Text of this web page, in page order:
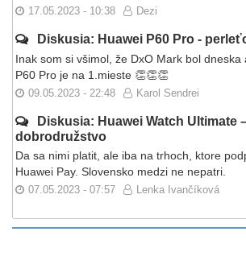
17.05.2023 - 10:38 Dezi
Diskusia: Huawei P60 Pro -
Inak som si všimol, že DxO Mark bol dneska
P60 Pro je na 1.mieste 👏👏👏
09.05.2023 - 22:48 Karol Sendrei
Diskusia: Huawei Watch Ultimate
dobrodružstvo
Da sa nimi platit, ale iba na trhoch, ktore
Huawei Pay. Slovensko medzi ne nepatri.
07.05.2023 - 07:57 Lenka Ivančíková